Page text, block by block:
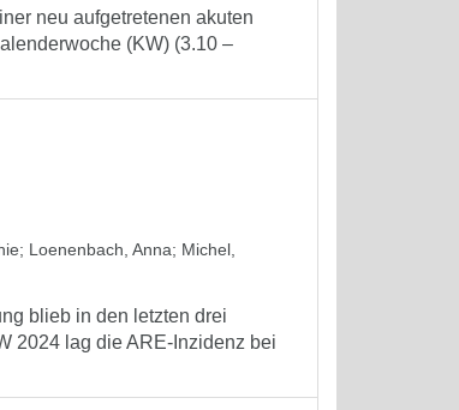
neu aufgetretenen akuten
(KW) (3.10 –
; Loenenbach, Anna; Michel,
blieb in den letzten drei
2024 lag die ARE-Inzidenz bei